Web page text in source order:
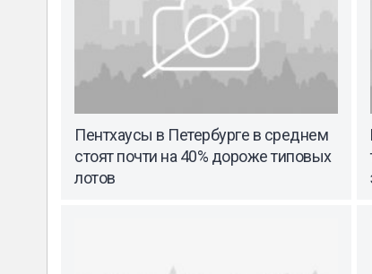
Пентхаусы в Петербурге в среднем
стоят почти на 40% дороже типовых
лотов